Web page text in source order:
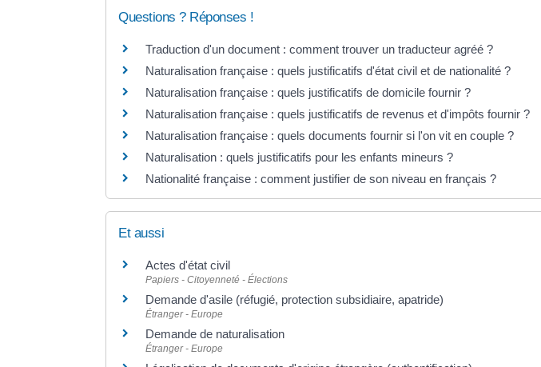
Questions ? Réponses !
Traduction d'un document : comment trouver un traducteur agréé ?
Naturalisation française : quels justificatifs d'état civil et de nationalité ?
Naturalisation française : quels justificatifs de domicile fournir ?
Naturalisation française : quels justificatifs de revenus et d'impôts fournir ?
Naturalisation française : quels documents fournir si l'on vit en couple ?
Naturalisation : quels justificatifs pour les enfants mineurs ?
Nationalité française : comment justifier de son niveau en français ?
Et aussi
Actes d'état civil
Papiers - Citoyenneté - Élections
Demande d'asile (réfugié, protection subsidiaire, apatride)
Étranger - Europe
Demande de naturalisation
Étranger - Europe